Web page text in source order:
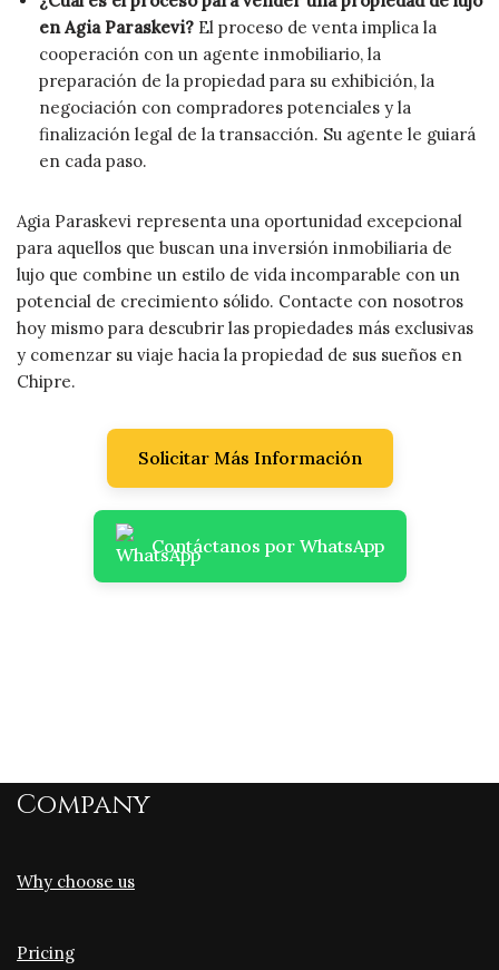
en Agia Paraskevi? El proceso de venta implica la
cooperación con un agente inmobiliario, la
preparación de la propiedad para su exhibición, la
negociación con compradores potenciales y la
finalización legal de la transacción. Su agente le guiará
en cada paso.
Agia Paraskevi representa una oportunidad excepcional
para aquellos que buscan una inversión inmobiliaria de
lujo que combine un estilo de vida incomparable con un
potencial de crecimiento sólido. Contacte con nosotros
hoy mismo para descubrir las propiedades más exclusivas
y comenzar su viaje hacia la propiedad de sus sueños en
Chipre.
Solicitar Más Información
Contáctanos por WhatsApp
Company
Why choose us
Pricing